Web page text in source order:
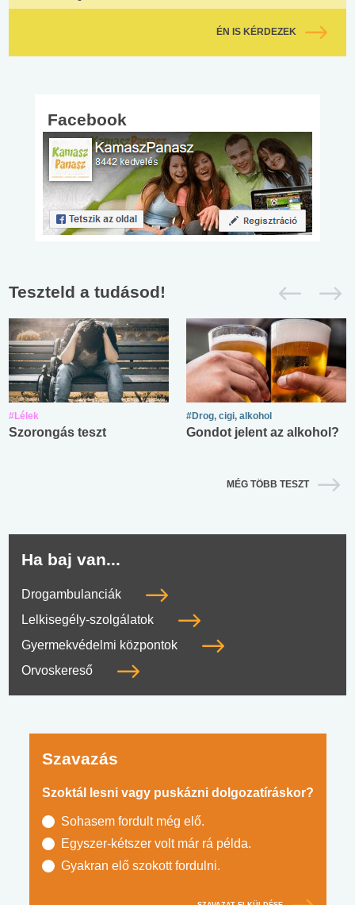
ÉN IS KÉRDEZEK
Facebook
Teszteld a tudásod!
#Lélek
Szorongás teszt
#Drog, cigi, alkohol
Gondot jelent az alkohol?
MÉG TÖBB TESZT
Ha baj van...
Drogambulanciák
Lelkisegély-szolgálatok
Gyermekvédelmi központok
Orvoskereső
Szavazás
Szoktál lesni vagy puskázni dolgozatíráskor?
Sohasem fordult még elő.
Egyszer-kétszer volt már rá példa.
Gyakran elő szokott fordulni.